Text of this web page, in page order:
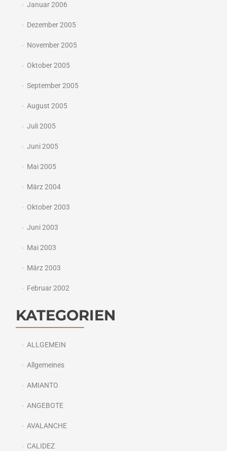
Januar 2006
Dezember 2005
November 2005
Oktober 2005
September 2005
August 2005
Juli 2005
Juni 2005
Mai 2005
März 2004
Oktober 2003
Juni 2003
Mai 2003
März 2003
Februar 2002
KATEGORIEN
ALLGEMEIN
Allgemeines
AMIANTO
ANGEBOTE
AVALANCHE
CALIDEZ